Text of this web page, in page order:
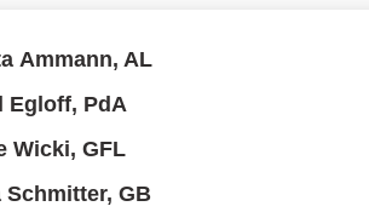
Ammann, AL
Egloff, PdA
Wicki, GFL
Schmitter, GB